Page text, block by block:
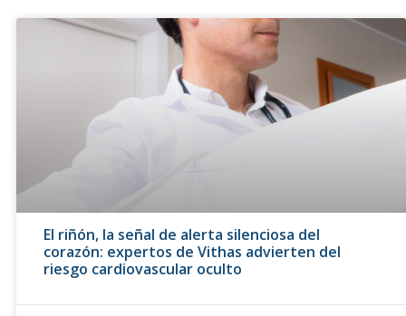
El riñón, la señal de alerta silenciosa del
corazón: expertos de Vithas advierten del
riesgo cardiovascular oculto